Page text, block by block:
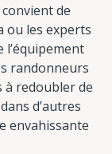
de
ou les experts
l’équipement
randonneurs
redoubler de
d’autres
envahissante